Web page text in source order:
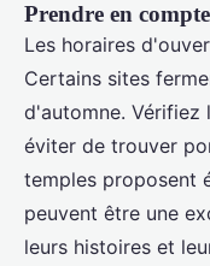
Prendre en
Les horaires
Certains sites
d'automne. Vérifiez
éviter de trouver
temples proposent
peuvent être une
leurs histoires et